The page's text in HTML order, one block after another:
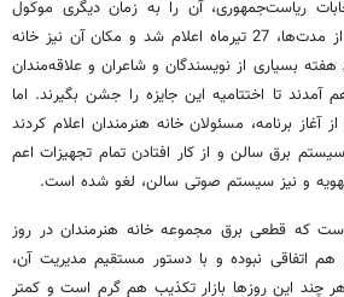
ریاست‌جمهوری، آن را به زمان دیگری موکول
کردند. این زمان بالاخره بعد از مدت‌ها، 27 تیر‌ماه اعلام شد و مکان آن نیز خانه
هفته بسیاری از نویسندگان و شاعران و علاقه‌مندان
تا اختتامیه این جایزه را جشن بگیرند. اما
برنامه، مسئولان خانه هنرمندان اعلام کردند
برق سالن و از کار افتادن تمام تجهیزات اعم
و نیز سیستم صوتی سالن، لغو شده است.
که قطعی برق مجموعه خانه هنرمندان در روز
اتفاقی نبوده و با دستور مستقیم مدیریت آن،
چند این روزها بازار تکذیب هم گرم است و کمتر